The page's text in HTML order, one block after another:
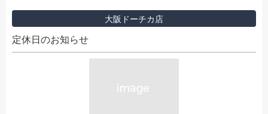
大阪ドーチカ店
定休日のお知らせ